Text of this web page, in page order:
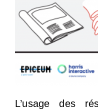
L’usage des